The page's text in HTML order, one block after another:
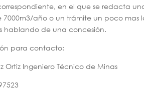
en el que se redacta
7000m3/año o un trámite un poco
hablando de una concesión.
para contacto:
Ortiz Ingeniero Técnico de Minas